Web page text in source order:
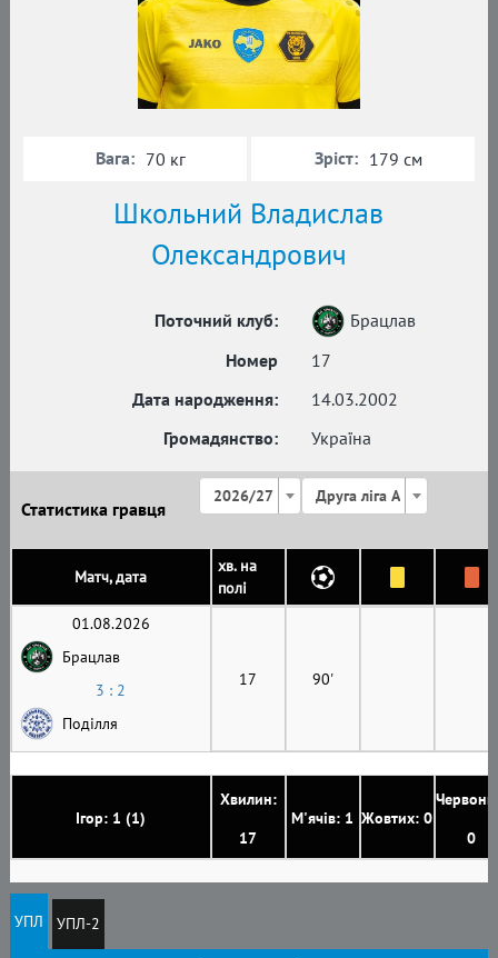
Школьний Владислав
Олександрович
Поточний клуб:
Брацлав
Номер
17
Дата народження:
14.03.2002
Громадянство:
Україна
Вага: 70 кг Зріст: 179 см
Статистика гравця
2026/27 Друга ліга А
Матч, дата
хв. на
полі
Ігор: 1 (1)
Хвилин:
17
М'ячів: 1 Жовтих: 0
0
01.08.2026
Брацлав
3 : 2
Поділля
17 90'
УПЛ УПЛ-2